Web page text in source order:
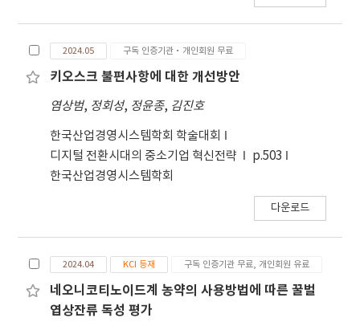
surface of the Y2O3 specimens were
investigated as a function of the sintering
specimen exhibited a density of over 4.9
g/cm3 as the sintering time increased, and
the swelling phenomenon characteristics
were improved by glass frit, by controlling
2024.05 구독 인증기관·개인회원 무료
키오스크 불편사항에 대한 개선방안
염상범, 정회성, 정윤종, 김진호
한국산업경영시스템학회 학술대회
디지털 전환시대의 중소기업 혁신전략
p.503
한국산업경영시스템학회
다운로드
2024.04 KCI 등재 구독 인증기관 무료, 개인회원 유료
네오니코티노이드계 농약의 사용방법에 따른 꿀벌
엽상잔류 독성 평가